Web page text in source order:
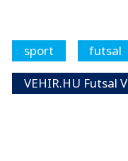
sport
futsal
VEHIR.HU Futsal